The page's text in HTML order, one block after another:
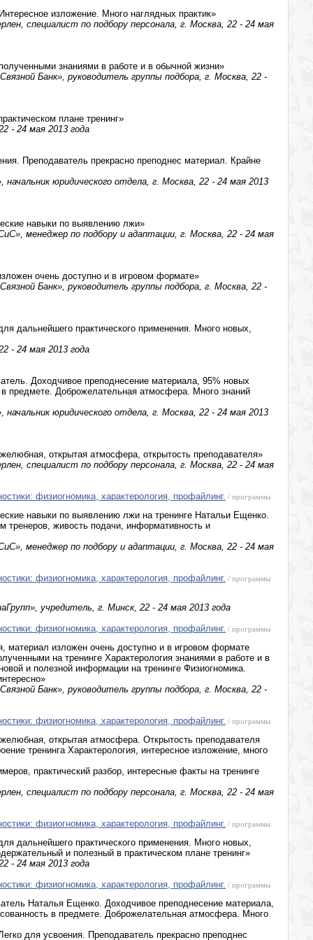
изложение. Много наглядных практик»
специалист по подбору персонала, г. Москва, 22 - 24 мая
знаниями в работе и в обычной жизни»
Банк», руководитель группы подбора, г. Москва, 22 -
плане тренинг»
- 24 мая 2013 года
Преподаватель прекрасно преподнес материал. Крайне
юридического отдела, г. Москва, 22 - 24 мая 2013
навыки по выявлению лжи»
менеджер по подбору и адаптации, г. Москва, 22 - 24 мая
очень доступно и в игровом формате»
Банк», руководитель группы подбора, г. Москва, 22 -
дальнейшего практического применения. Много новых,
- 24 мая 2013 года
Доходчивое преподнесение материала, 95% новых
в предмете. Доброжелательная атмосфера. Много знаний
юридического отдела, г. Москва, 22 - 24 мая 2013
открытая атмосфера, открытость преподавателя»
специалист по подбору персонала, г. Москва, 22 - 24 мая
физиогномика, характерология, профайлинг. / программы
навыки по выявлению лжи на тренинге Натальи Ещенко.
тренеров, живость подачи, информативность и
менеджер по подбору и адаптации, г. Москва, 22 - 24 мая
физиогномика, характерология, профайлинг. / программы
учредитель, г. Минск, 22 - 24 мая 2013 года
физиогномика, характерология, профайлинг. / программы
материал изложен очень доступно и в игровом формате
на тренинге Характерология знаниями в работе и в
и полезной информации на тренинге Физиогномика.
Банк», руководитель группы подбора, г. Москва, 22 -
физиогномика, характерология, профайлинг. / программы
открытая атмосфера. Открытость преподавателя
тренинга Характерология, интересное изложение, много
практический разбор, интересные факты на тренинге
специалист по подбору персонала, г. Москва, 22 - 24 мая
физиогномика, характерология, профайлинг. / программы
дальнейшего практического применения. Много новых,
и полезный в практическом плане тренинг»
- 24 мая 2013 года
физиогномика, характерология, профайлинг. / программы
Наталья Ещенко. Доходчивое преподнесение материала,
в предмете. Доброжелательная атмосфера. Много
для усвоения. Преподаватель прекрасно преподнес